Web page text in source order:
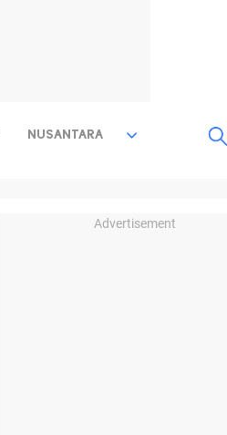
NUSANTARA
Advertisement